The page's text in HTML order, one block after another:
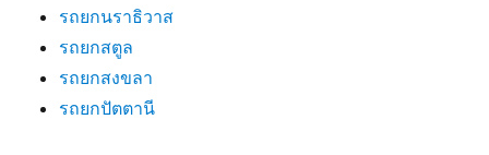
รถยกนราธิวาส
รถยกสตูล
รถยกสงขลา
รถยกปัตตานี